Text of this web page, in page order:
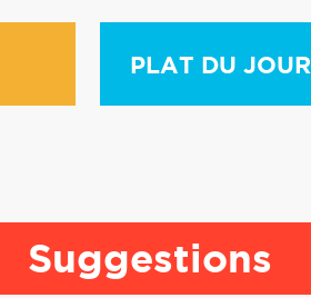
PLAT DU JOUR
Suggestions